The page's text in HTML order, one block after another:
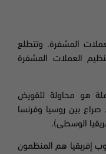
المشفرة. وتتطلع
العملات المشفرة
هو محاولة لتقويض
صراع بين روسيا وفرنسا
الوسطى).
في جنوب إفريقيا هم المنظمون